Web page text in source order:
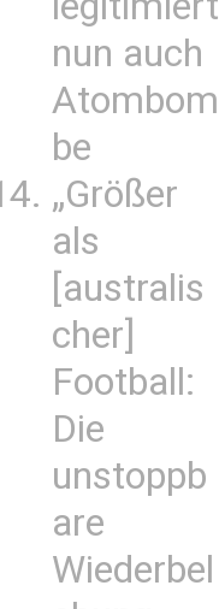
nun auch
Atombom
be
„Größer
als
[australis
cher]
Football:
Die
unstoppb
are
Wiederbel